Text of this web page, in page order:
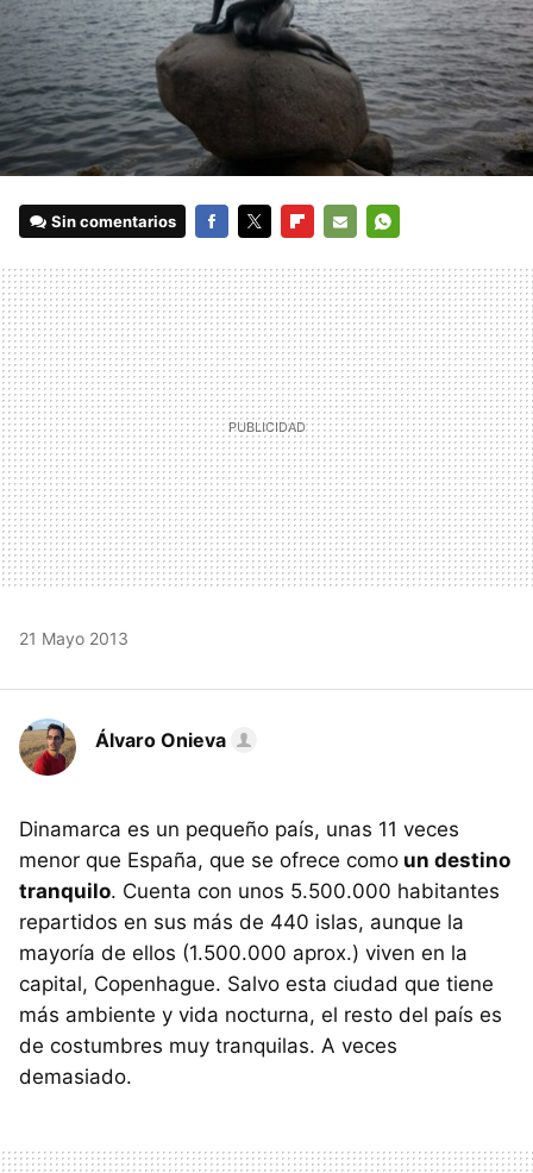
Sin comentarios
MAIL
21 Mayo 2013
Álvaro Onieva
Dinamarca es un pequeño país, unas 11 veces
menor que España, que se ofrece como un destino
tranquilo. Cuenta con unos 5.500.000 habitantes
repartidos en sus más de 440 islas, aunque la
mayoría de ellos (1.500.000 aprox.) viven en la
capital, Copenhague. Salvo esta ciudad que tiene
más ambiente y vida nocturna, el resto del país es
de costumbres muy tranquilas. A veces
demasiado.